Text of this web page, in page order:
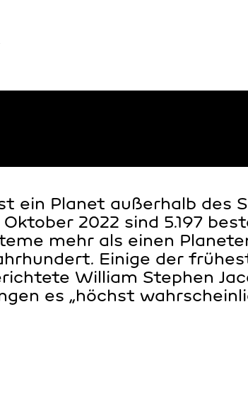
ein Planet außerhalb
Oktober 2022 sind 5.197
mehr als einen
Einige der
William Stephen
es „höchst